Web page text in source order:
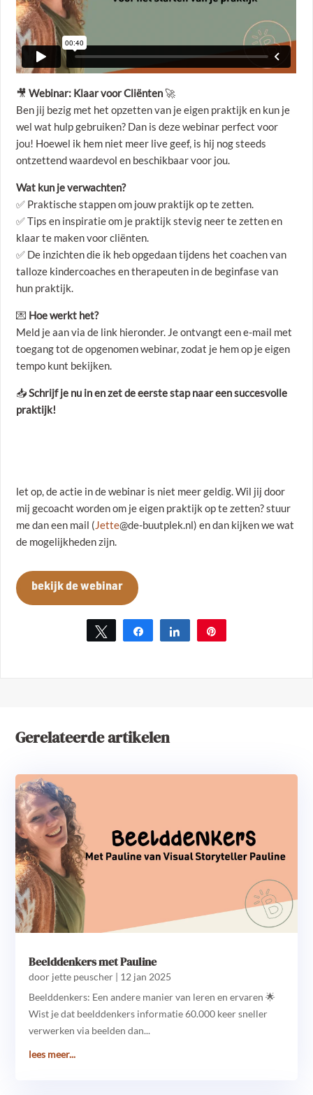
🎥Webinar: Klaar voor Cliënten 🚀
Ben jij bezig met het opzetten van je eigen praktijk en kun je
wel wat hulp gebruiken? Dan is deze webinar perfect voor
jou! Hoewel ik hem niet meer live geef, is hij nog steeds
ontzettend waardevol en beschikbaar voor jou.
Wat kun je verwachten?
✅ Praktische stappen om jouw praktijk op te zetten.
✅ Tips en inspiratie om je praktijk stevig neer te zetten en
klaar te maken voor cliënten.
✅ De inzichten die ik heb opgedaan tijdens het coachen van
talloze kindercoaches en therapeuten in de beginfase van
hun praktijk.
💌 Hoe werkt het?
Meld je aan via de link hieronder. Je ontvangt een e-mail met
toegang tot de opgenomen webinar, zodat je hem op je eigen
tempo kunt bekijken.
📥Schrijf je nu in en zet de eerste stap naar een succesvolle
praktijk!
let op, de actie in de webinar is niet meer geldig. Wil jij door
mij gecoacht worden om je eigen praktijk op te zetten? stuur
me dan een mail (Jette@de-buutplek.nl) en dan kijken we wat
de mogelijkheden zijn.
bekijk de webinar
Tweet Share Share
Gerelateerde artikelen
Beelddenkers met Pauline
door jette peuscher | 12 jan 2025
Beelddenkers: Een andere manier van leren en ervaren 🌟
Wist je dat beelddenkers informatie 60.000 keer sneller
verwerken via beelden dan...
lees meer...